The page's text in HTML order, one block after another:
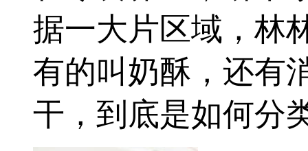
据一大片区域，林
有的叫奶酥，还有
干，到底是如何分